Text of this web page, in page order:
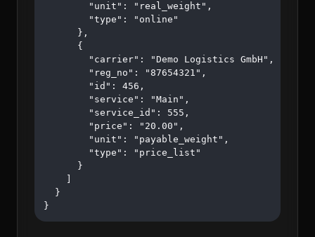
        "unit": "real_weight",
        "type": "online"
      },
      {
        "carrier": "Demo Logistics GmbH",
        "reg_no": "87654321",
        "id": 456,
        "service": "Main",
        "service_id": 555,
        "price": "20.00",
        "unit": "payable_weight",
        "type": "price_list"
      }
  }
}